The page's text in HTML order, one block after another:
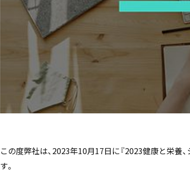
この度弊社は、2023年10月17日に『2023健康と栄養
す。